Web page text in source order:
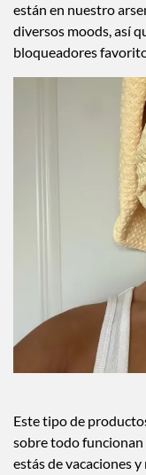
están en nuestro
diversos moods, así
bloqueadores
Este tipo de
sobre todo funcionan
estás de vacaciones